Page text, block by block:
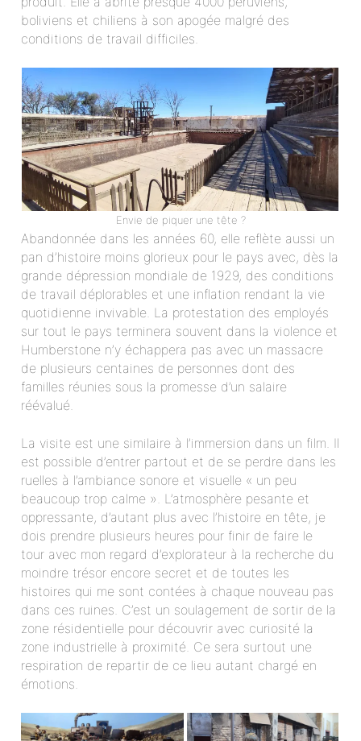
boliviens et chiliens à son apogée malgré des
conditions de travail difficiles.
Envie de piquer une tête ?
Abandonnée dans les années 60, elle reflète aussi un
pan d’histoire moins glorieux pour le pays avec, dès la
grande dépression mondiale de 1929, des conditions
de travail déplorables et une inflation rendant la vie
quotidienne invivable. La protestation des employés
sur tout le pays terminera souvent dans la violence et
Humberstone n’y échappera pas avec un massacre
de plusieurs centaines de personnes dont des
familles réunies sous la promesse d’un salaire
réévalué.
La visite est une similaire à l’immersion dans un film. Il
est possible d’entrer partout et de se perdre dans les
ruelles à l’ambiance sonore et visuelle « un peu
beaucoup trop calme ». L’atmosphère pesante et
oppressante, d’autant plus avec l’histoire en tête, je
dois prendre plusieurs heures pour finir de faire le
tour avec mon regard d’explorateur à la recherche du
moindre trésor encore secret et de toutes les
histoires qui me sont contées à chaque nouveau pas
dans ces ruines. C’est un soulagement de sortir de la
zone résidentielle pour découvrir avec curiosité la
zone industrielle à proximité. Ce sera surtout une
respiration de repartir de ce lieu autant chargé en
émotions.